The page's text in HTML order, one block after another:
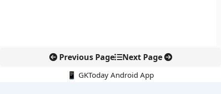
Previous Page Next Page
📱 GKToday Android App